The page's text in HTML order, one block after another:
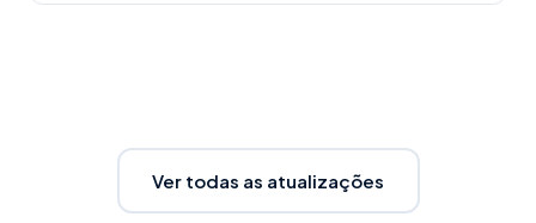
Ver todas as atualizações